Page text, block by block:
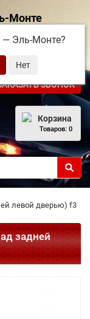
Монте
— Эль-Монте?
108-68-71
ЗВОНОК
Корзина
Товаров: 0
левой дверью) f3
задней